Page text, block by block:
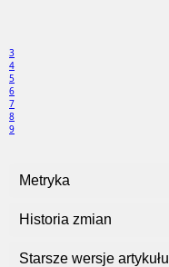
3
4
5
6
7
8
9
Metryka
Historia zmian
Starsze wersje artykułu